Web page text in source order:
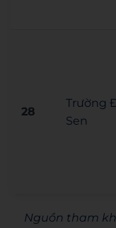
28
Trường
Sen
Nguồn tham